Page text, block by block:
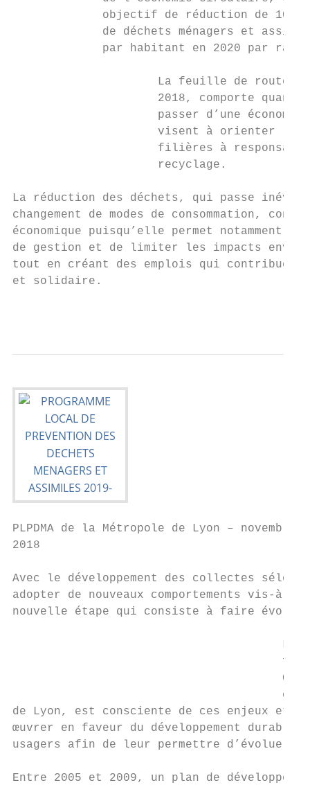
objectif de réduction de 10%
de déchets ménagers et
par habitant en 2020 par
La feuille de route
2018, comporte quant
passer d’une
visent à orienter
filières à
                     recyclage.
La réduction des déchets, qui passe
changement de modes de consommation,
économique puisqu’elle permet notamment
de gestion et de limiter les impacts
tout en créant des emplois qui contribuent
et solidaire.
PLPDMA de la Métropole de Lyon – novembre
2018
Avec le développement des collectes
adopter de nouveaux comportements vis-
nouvelle étape qui consiste à faire évoluer
de Lyon, est consciente de ces enjeux et
œuvrer en faveur du développement durable
usagers afin de leur permettre d’évoluer
Entre 2005 et 2009, un plan de